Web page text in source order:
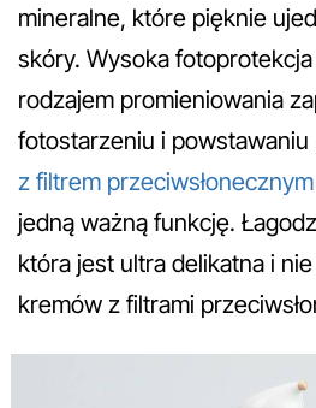
mineralne, które pięknie
skóry. Wysoka
rodzajem promieniowania
fotostarzeniu i powstawaniu
z filtrem przeciwsłonecznym
jedną ważną funkcję.
która jest ultra delikatna i
kremów z filtrami